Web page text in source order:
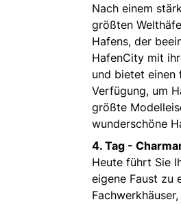
Nach einem
größten
Hafens, der
HafenCity mit
und bietet einen
Verfügung, um
größte
wunderschöne
4. Tag -
Heute führt Sie
eigene Faust zu